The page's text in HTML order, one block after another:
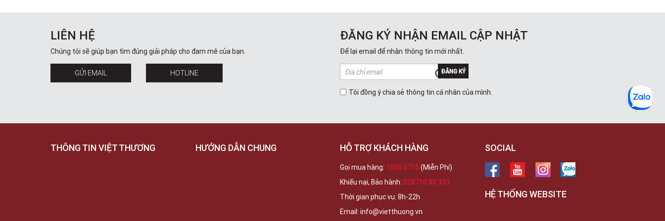
LIÊN HỆ
Chúng tôi sẽ giúp bạn tìm đúng giải pháp cho đam mê của bạn.
GỬI EMAIL HOTLINE
ĐĂNG KÝ NHẬN EMAIL CẬP NHẬT
Để lại email để nhận thông tin mới nhất.
ĐĂNG KÝ
Tôi đồng ý chia sẻ thông tin cá nhân của mình.
THÔNG TIN VIỆT THƯƠNG HƯỚNG DẪN CHUNG HỖ TRỢ KHÁCH HÀNG
Gọi mua hàng: 1800 6715 (Miễn Phí)
Khiếu nại, Bảo hành: 028710 88 333
Thời gian phục vụ: 8h-22h
Email: info@vietthuong.vn
SOCIAL
HỆ THỐNG WEBSITE